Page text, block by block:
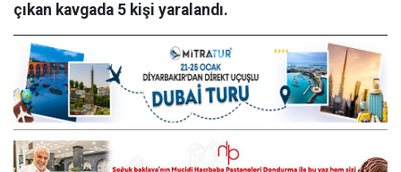
çıkan kavgada 5 kişi yaralandı.